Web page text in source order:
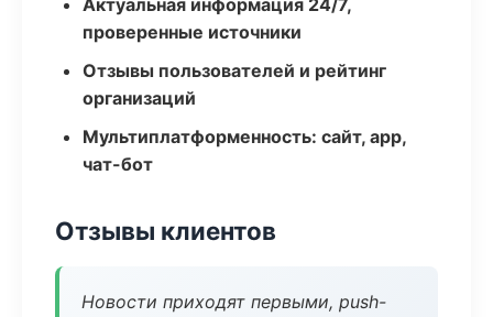
Актуальная информация 24/7,
проверенные источники
Отзывы пользователей и рейтинг
организаций
Мультиплатформенность: сайт, app,
чат-бот
Отзывы клиентов
Новости приходят первыми, push-